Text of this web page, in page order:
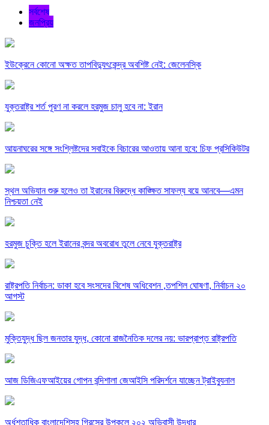
সর্বশেষ
জনপ্রিয়
ইউক্রেনে কোনো অক্ষত তাপবিদ্যুৎকেন্দ্র অবশিষ্ট নেই: জেলেনস্কি
যুক্তরাষ্ট্র শর্ত পূরণ না করলে হরমুজ চালু হবে না: ইরান
আয়নাঘরের সঙ্গে সংশ্লিষ্টদের সবাইকে বিচারের আওতায় আনা হবে: চিফ প্রসিকিউটর
স্থল অভিযান শুরু হলেও তা ইরানের বিরুদ্ধে কাঙ্ক্ষিত সাফল্য বয়ে আনবে—এমন
নিশ্চয়তা নেই
হরমুজ চুক্তি হলে ইরানের বন্দর অবরোধ তুলে নেবে যুক্তরাষ্ট্র
রাষ্ট্রপতি নির্বাচন: ডাকা হবে সংসদের বিশেষ অধিবেশন ,তপশিল ঘোষণা, নির্বাচন ২০
আগস্ট
মুক্তিযুদ্ধ ছিল জনতার যুদ্ধ, কোনো রাজনৈতিক দলের নয়: ভারপ্রাপ্ত রাষ্ট্রপতি
আজ ডিজিএফআইয়ের গোপন বন্দিশালা জেআইসি পরিদর্শনে যাচ্ছেন ট্রাইব্যুনাল
অর্ধশতাধিক বাংলাদেশিসহ গ্রিসের উপকূলে ২০২ অভিবাসী উদ্ধার